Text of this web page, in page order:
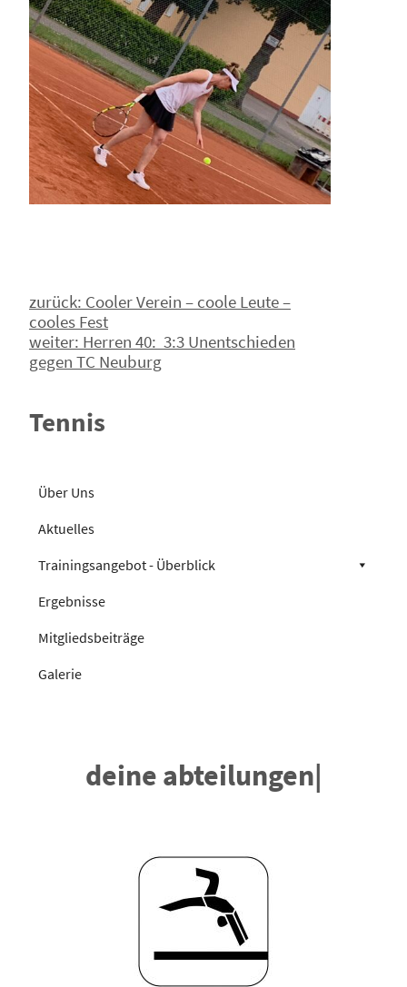
Beitragsnavigation
zurück: Cooler Verein – coole Leute –
cooles Fest
weiter: Herren 40: 3:3 Unentschieden
gegen TC Neuburg
Tennis
Über Uns
Aktuelles
Trainingsangebot - Überblick
Ergebnisse
Mitgliedsbeiträge
Galerie
deine abteilungen|